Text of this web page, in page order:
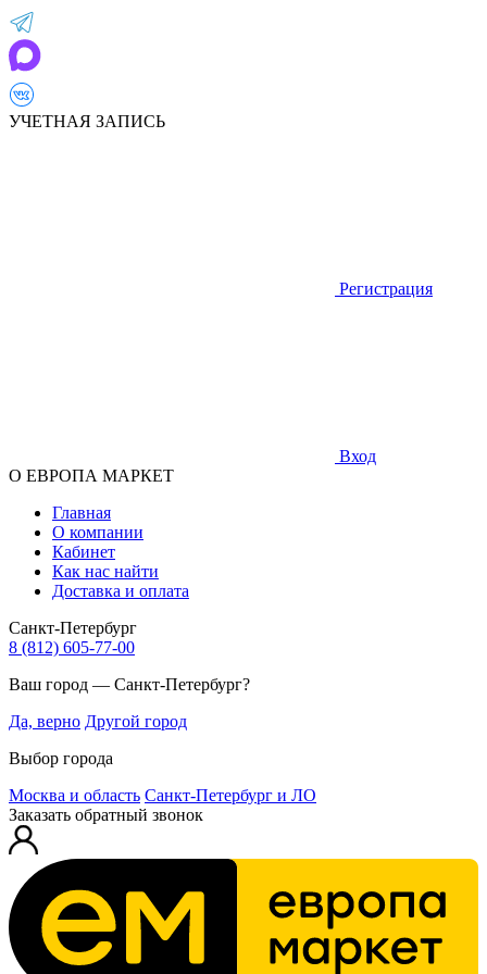
УЧЕТНАЯ ЗАПИСЬ
Регистрация
Вход
О ЕВРОПА МАРКЕТ
Главная
О компании
Кабинет
Как нас найти
Доставка и оплата
Санкт-Петербург
8 (812) 605-77-00
Ваш город — Санкт-Петербург?
Да, верно Другой город
Выбор города
Москва и область Санкт-Петербург и ЛО
Заказать обратный звонок